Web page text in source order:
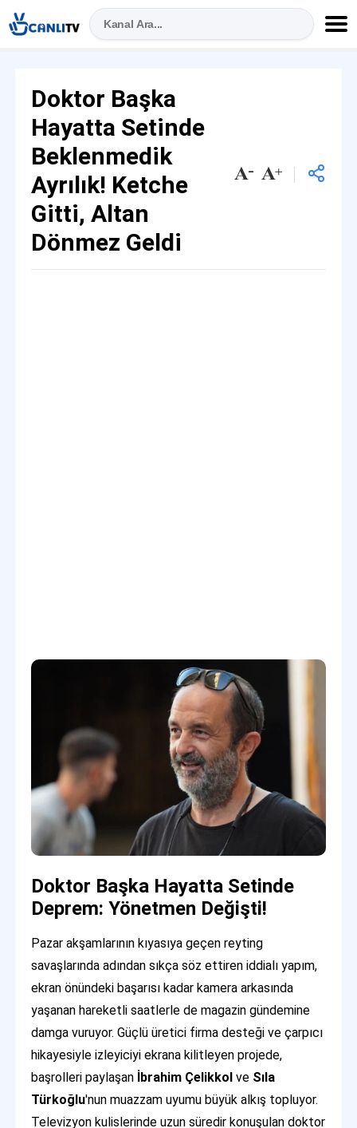
Doktor Başka
Hayatta Setinde
Beklenmedik
Ayrılık! Ketche
Gitti, Altan
Dönmez Geldi
Doktor Başka Hayatta Setinde
Deprem: Yönetmen Değişti!
Pazar akşamlarının kıyasıya geçen reyting
savaşlarında adından sıkça söz ettiren iddialı yapım,
ekran önündeki başarısı kadar kamera arkasında
yaşanan hareketli saatlerle de magazin gündemine
damga vuruyor. Güçlü üretici firma desteği ve çarpıcı
hikayesiyle izleyiciyi ekrana kilitleyen projede,
başrolleri paylaşan İbrahim Çelikkol ve Sıla
Türkoğlu'nun muazzam uyumu büyük alkış topluyor.
Televizyon kulislerinde uzun süredir konuşulan doktor